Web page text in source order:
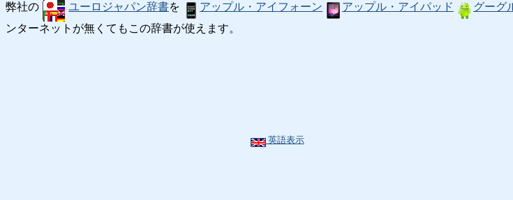
弊社の ユーロジャパン辞書を アップル・アイフォーン アップル・アイパッド グーグ
ンターネットが無くてもこの辞書が使えます。
英語表示